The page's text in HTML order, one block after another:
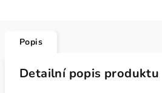
Popis
Detailní popis produktu